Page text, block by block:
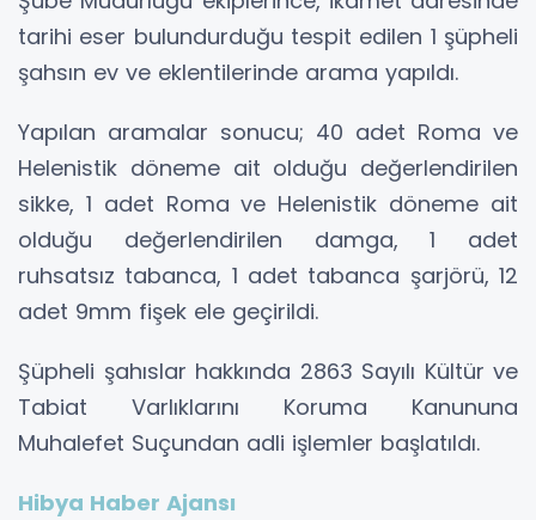
tarihi eser bulundurduğu tespit edilen 1 şüpheli
şahsın ev ve eklentilerinde arama yapıldı.
Yapılan aramalar sonucu; 40 adet Roma ve
Helenistik döneme ait olduğu değerlendirilen
sikke, 1 adet Roma ve Helenistik döneme ait
olduğu değerlendirilen damga, 1 adet
ruhsatsız tabanca, 1 adet tabanca şarjörü, 12
adet 9mm fişek ele geçirildi.
Şüpheli şahıslar hakkında 2863 Sayılı Kültür ve
Tabiat Varlıklarını Koruma Kanununa
Muhalefet Suçundan adli işlemler başlatıldı.
Hibya Haber Ajansı